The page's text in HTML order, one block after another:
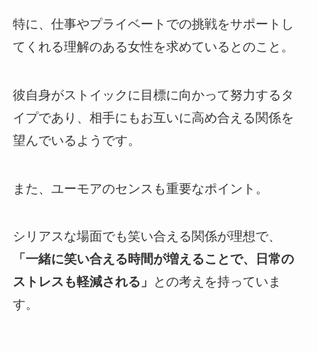
特に、仕事やプライベートでの挑戦をサポートし
てくれる理解のある女性を求めているとのこと。
彼自身がストイックに目標に向かって努力するタ
イプであり、相手にもお互いに高め合える関係を
望んでいるようです。
また、ユーモアのセンスも重要なポイント。
シリアスな場面でも笑い合える関係が理想で、
「一緒に笑い合える時間が増えることで、日常の
ストレスも軽減される」
との考えを持っていま
す。